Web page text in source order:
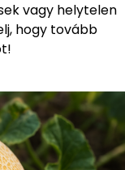
vagy helytelen
hogy tovább